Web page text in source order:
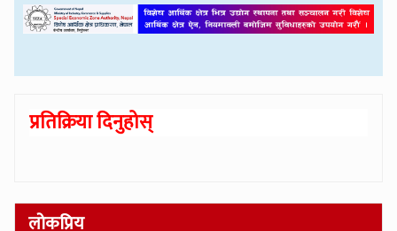
प्रतिक्रिया दिनुहोस्
लोकप्रिय